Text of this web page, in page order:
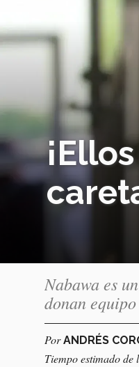
Nabawa es
donan
PorANDRÉS
Tiempo estimado de